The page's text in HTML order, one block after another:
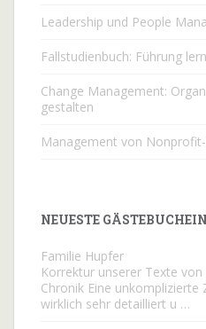
Leadership und People
Fallstudienbuch: Führung
Change Management:
gestalten
Management von
NEUESTE
Familie Hupfer
Korrektur unserer Texte
Chronik Eine unkomplizierte
wirklich sehr detailliert u …